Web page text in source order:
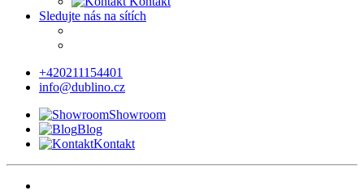
Sledujte nás na sítích
+420211154401
info@dublino.cz
Showroom
Blog
Kontakt